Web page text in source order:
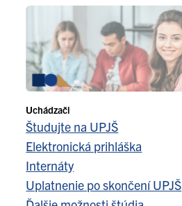
Uchádzači
Študujte na UPJŠ
Elektronická prihláška
Internáty
Uplatnenie po skončení UPJŠ